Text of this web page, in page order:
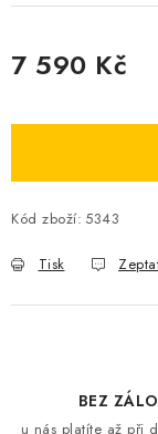
7 590 Kč
Kód zboží: 5343
Tisk
BEZ
u nás platíte až při